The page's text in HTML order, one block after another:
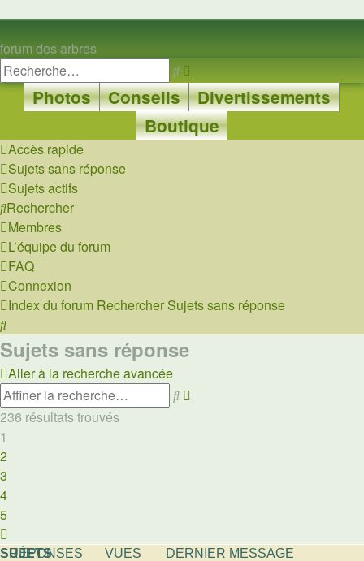
forum des arbres
Rechercher
avancée
Photos Conseils
Divertissements
Boutique
Accès rapide
Sujets sans réponse
Sujets actifs
Rechercher
Membres
L’équipe du forum
FAQ
Connexion
Index du forum Rechercher Sujets sans réponse
Rechercher
Sujets sans réponse
Aller à la recherche avancée
Rechercher
236 résultats trouvés
1
2
3
4
5
SUJETS
RÉPONSES VUES DERNIER MESSAGE